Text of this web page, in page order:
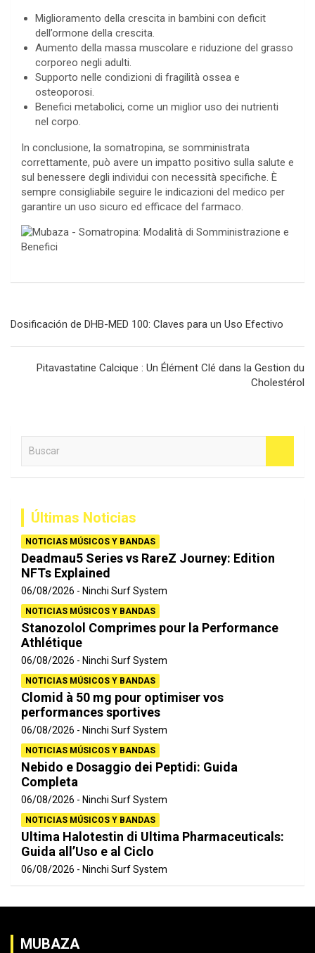
Miglioramento della crescita in bambini con deficit
dell’ormone della crescita.
Aumento della massa muscolare e riduzione del grasso
corporeo negli adulti.
Supporto nelle condizioni di fragilità ossea e
osteoporosi.
Benefici metabolici, come un miglior uso dei nutrienti
nel corpo.
In conclusione, la somatropina, se somministrata
correttamente, può avere un impatto positivo sulla salute e
sul benessere degli individui con necessità specifiche. È
sempre consigliabile seguire le indicazioni del medico per
garantire un uso sicuro ed efficace del farmaco.
entradas
Dosificación de DHB-MED 100: Claves para un Uso Efectivo
Pitavastatine Calcique : Un Élément Clé dans la Gestion du
Cholestérol
Últimas Noticias
NOTICIAS MÚSICOS Y BANDAS
Deadmau5 Series vs RareZ Journey: Edition
NFTs Explained
06/08/2026 Ninchi Surf System
NOTICIAS MÚSICOS Y BANDAS
Stanozolol Comprimes pour la Performance
Athlétique
06/08/2026 Ninchi Surf System
NOTICIAS MÚSICOS Y BANDAS
Clomid à 50 mg pour optimiser vos
performances sportives
06/08/2026 Ninchi Surf System
NOTICIAS MÚSICOS Y BANDAS
Nebido e Dosaggio dei Peptidi: Guida
Completa
06/08/2026 Ninchi Surf System
NOTICIAS MÚSICOS Y BANDAS
Ultima Halotestin di Ultima Pharmaceuticals:
Guida all’Uso e al Ciclo
06/08/2026 Ninchi Surf System
MUBAZA